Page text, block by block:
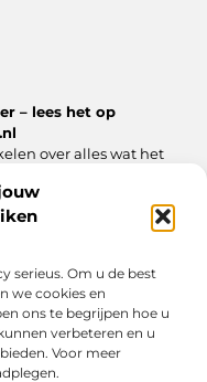
serieus. Om u de best
we cookies en
ons te begrijpen hoe u
verbeteren en u
Voor meer
– lees het op
over alles wat het